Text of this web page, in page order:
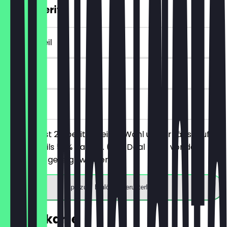
2für1 Aperitif
~€ 8 Vorteil
90 Tage
vor Ort
Du bestellst 2 Aperitifs deiner Wahl und erhältst auf
beide jeweils 50% Rabatt. (Der Deal muss vor der
Bestellung gezeigt werden)
App zum Einlösen herunterladen
Speisekarte